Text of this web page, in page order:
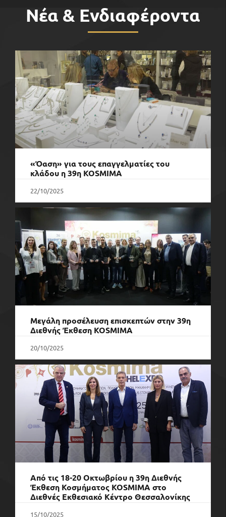
Νέα & Ενδιαφέροντα
«Όαση» για τους επαγγελματίες του
κλάδου η 39η KOSMIMA
22/10/2025
Μεγάλη προσέλευση επισκεπτών στην 39η
Διεθνής Έκθεση KOSMIMA
20/10/2025
Από τις 18-20 Οκτωβρίου η 39η Διεθνής
Έκθεση Κοσμήματος KOSMIMA στο
Διεθνές Εκθεσιακό Κέντρο Θεσσαλονίκης
15/10/2025